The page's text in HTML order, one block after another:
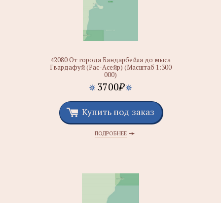
42080 От города Бандарбейла до мыса
Гвардафуй (Рас-Асейр) (Масштаб 1:300
000)
3700₽
Купить под заказ
ПОДРОБНЕЕ